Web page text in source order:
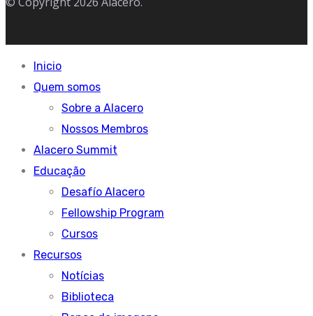
Inicio
Quem somos
Sobre a Alacero
Nossos Membros
Alacero Summit
Educação
Desafío Alacero
Fellowship Program
Cursos
Recursos
Notícias
Biblioteca